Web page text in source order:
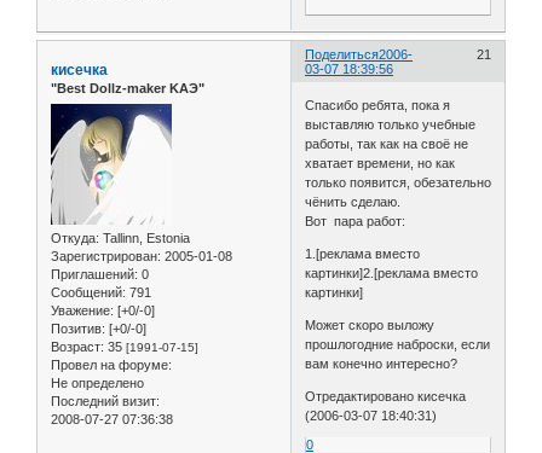
Поделиться 21
2006-
03-07 18:39:56
кисечка
"Best Dollz-maker KAЭ"
Откуда: Tallinn, Estonia
Зарегистрирован: 2005-01-08
Приглашений: 0
Сообщений: 791
Уважение: [+0/-0]
Позитив: [+0/-0]
Возраст: 35 [1991-07-15]
Провел на форуме:
Не определено
Последний визит:
2008-07-27 07:36:38
Спасибо ребята, пока я
выставляю только учебные
работы, так как на своё не
хватает времени, но как
только появится, обезательно
чёнить сделаю.
Вот пара работ:
1.[реклама вместо
картинки]2.[реклама вместо
картинки]
Может скоро выложу
прошлогодние наброски, если
вам конечно интересно?
Отредактировано кисечка
(2006-03-07 18:40:31)
0